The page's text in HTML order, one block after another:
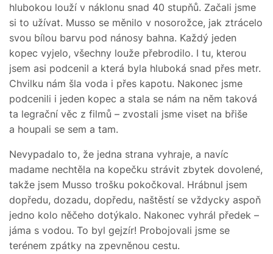
hlubokou louží v náklonu snad 40 stupňů. Začali jsme
si to užívat. Musso se měnilo v nosorožce, jak ztrácelo
svou bílou barvu pod nánosy bahna. Každý jeden
kopec vyjelo, všechny louže přebrodilo. I tu, kterou
jsem asi podcenil a která byla hluboká snad přes metr.
Chvilku nám šla voda i přes kapotu. Nakonec jsme
podcenili i jeden kopec a stala se nám na něm taková
ta legrační věc z filmů – zvostali jsme viset na břiše
a houpali se sem a tam.
Nevypadalo to, že jedna strana vyhraje, a navíc
madame nechtěla na kopečku strávit zbytek dovolené,
takže jsem Musso trošku pokočkoval. Hrábnul jsem
dopředu, dozadu, dopředu, naštěstí se vždycky aspoň
jedno kolo něčeho dotýkalo. Nakonec vyhrál předek –
jáma s vodou. To byl gejzír! Probojovali jsme se
terénem zpátky na zpevněnou cestu.